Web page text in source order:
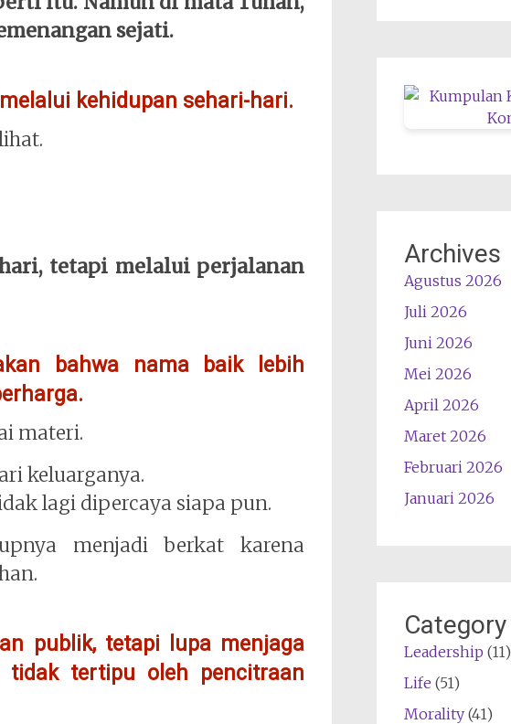
sejati.
kehidupan sehari-hari.
tetapi melalui perjalanan
bahwa nama baik lebih
materi.
keluarganya.
lagi dipercaya siapa pun.
menjadi berkat karena
publik, tetapi lupa menjaga
tertipu oleh pencitraan
Archives
Agustus 2026
Juli 2026
Juni 2026
Mei 2026
April 2026
Maret 2026
Februari 2026
Januari 2026
Category
Leadership (11)
Life (51)
Morality(41)